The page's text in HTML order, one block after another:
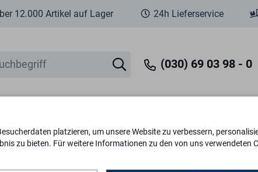
12.000 Artikel auf Lager 24h Lieferservice
(030) 69 03 98 - 0
Schlösser & Zylinder Briefkästen Tresore
platzieren, um unsere Website zu verbessern,
zu bieten. Für weitere Informationen zu den von uns verwendeten